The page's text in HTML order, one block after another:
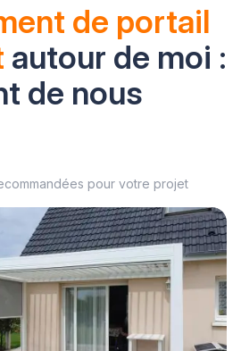
de portail
autour de moi :
de nous
pour votre projet